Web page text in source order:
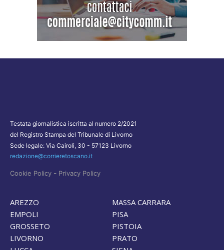
Testata giornalistica iscritta al numero 2/2021
del Registro Stampa del Tribunale di Livorno
Sede legale: Via Cairoli, 30 - 57123 Livorno
redazione@corrieretoscano.it
Cookie Policy - Privacy Policy
AREZZO
EMPOLI
GROSSETO
LIVORNO
MASSA CARRARA
PISA
PISTOIA
PRATO